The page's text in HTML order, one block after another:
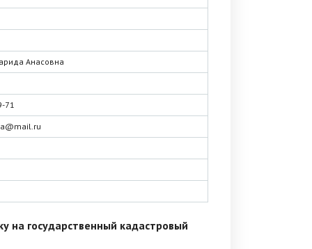
Анасовна
71
на государственный кадастровый